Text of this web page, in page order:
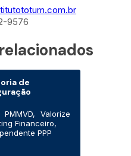
9576
de
PMMVD,
Valorize
Financeiro,
PPP